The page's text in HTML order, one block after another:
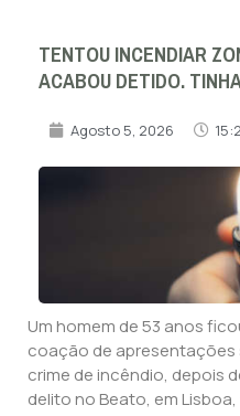
TENTOU INCENDIAR
ACABOU DETIDO.
Agosto 5, 2026
Um homem de 53 anos
coação de apresentações
crime de incêndio, depois
delito no Beato, em Lisboa,